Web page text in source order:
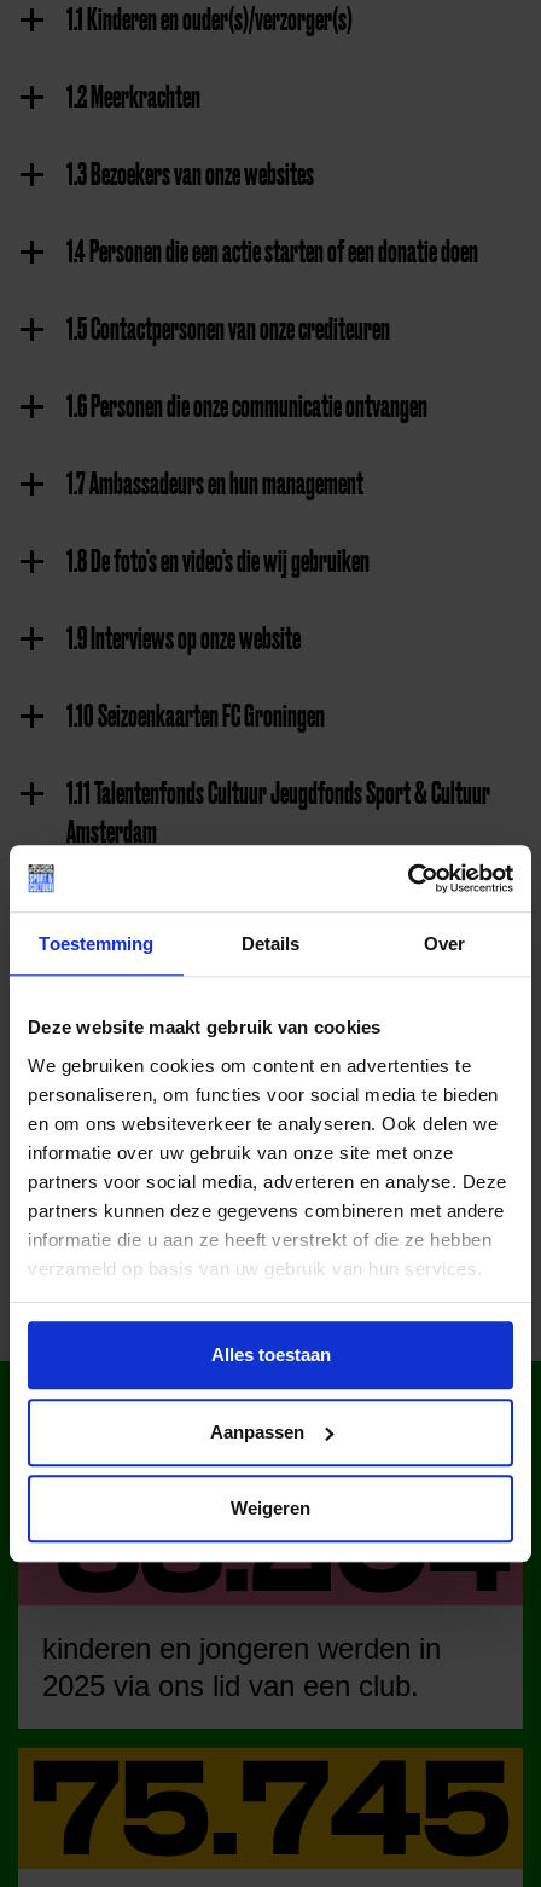
Toestemming Details Over
Deze website maakt gebruik van cookies
We gebruiken cookies om content en advertenties te
personaliseren, om functies voor social media te bieden
en om ons websiteverkeer te analyseren. Ook delen we
informatie over uw gebruik van onze site met onze
partners voor social media, adverteren en analyse. Deze
partners kunnen deze gegevens combineren met andere
informatie die u aan ze heeft verstrekt of die ze hebben
verzameld op basis van uw gebruik van hun services.
Alles toestaan
Aanpassen
Weigeren
1.1 Kinderen en ouder(s)/verzorger(s)
1.2 Meerkrachten
1.3 Bezoekers van onze websites
1.4 Personen die een actie starten of een donatie doen
1.5 Contactpersonen van onze crediteuren
1.6 Personen die onze communicatie ontvangen
1.7 Ambassadeurs en hun management
1.8 De foto's en video's die wij gebruiken
1.9 Interviews op onze website
1.10 Seizoenkaarten FC Groningen
1.11 Talentenfonds Cultuur Jeugdfonds Sport & Cultuur
Amsterdam
2. Informatie ten aanzien van uitoefening van rechten van betrokkenen
2.1 Privacyrechten
2.2 Wat is de procedure die wordt gevolgd in geval van
wijziging van deze privacyverklaring?
2.3 De contactgegevens van Stichting Jeugdfonds Sport &
Cultuur Nederland
WIST JE DAT IN
NEDERLAND?
kinderen en jongeren werden in
2025 via ons lid van een club.